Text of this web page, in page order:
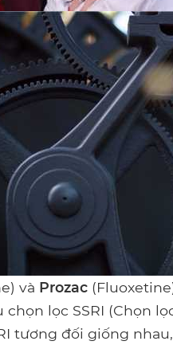
và Prozac
lọc SSRI (Chọn
tương đối giống